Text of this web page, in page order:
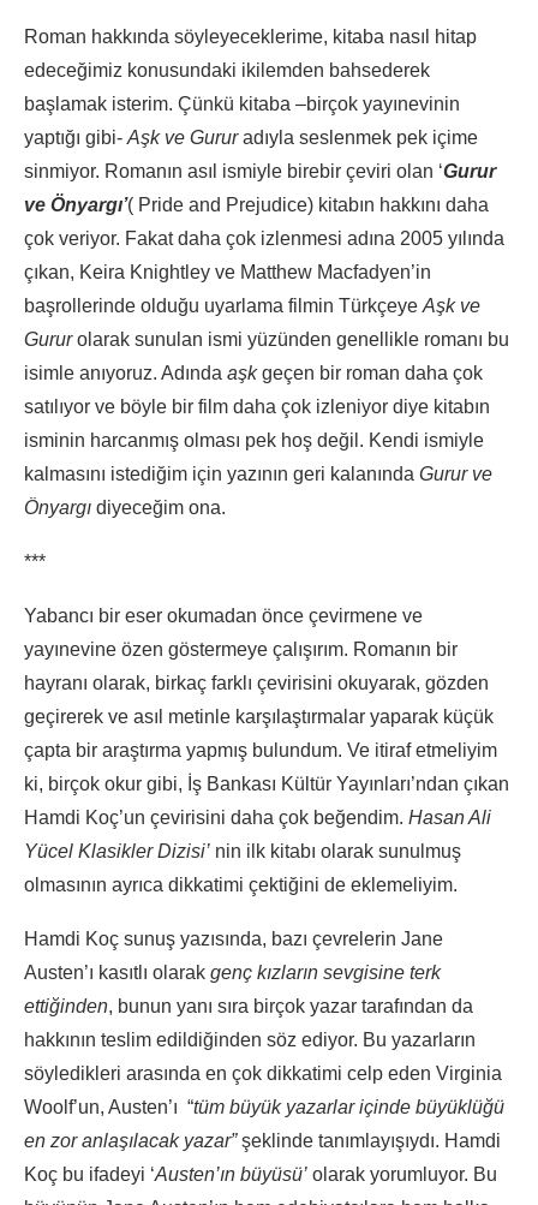
Roman hakkında söyleyeceklerime, kitaba nasıl hitap
edeceğimiz konusundaki ikilemden bahsederek
başlamak isterim. Çünkü kitaba –birçok yayınevinin
yaptığı gibi- Aşk ve Gururadıyla seslenmek pek içime
sinmiyor. Romanın asıl ismiyle birebir çeviri olan ‘Gurur
ve Önyargı’( Pride and Prejudice) kitabın hakkını daha
çok veriyor. Fakat daha çok izlenmesi adına 2005 yılında
çıkan, Keira Knightley ve Matthew Macfadyen’in
başrollerinde olduğu uyarlama filmin Türkçeye Aşk ve
Gururolarak sunulan ismi yüzünden genellikle romanı bu
isimle anıyoruz. Adında aşkgeçen bir roman daha çok
satılıyor ve böyle bir film daha çok izleniyor diye kitabın
isminin harcanmış olması pek hoş değil. Kendi ismiyle
kalmasını istediğim için yazının geri kalanında Gurur ve
Önyargı diyeceğim ona.
***
Yabancı bir eser okumadan önce çevirmene ve
yayınevine özen göstermeye çalışırım. Romanın bir
hayranı olarak, birkaç farklı çevirisini okuyarak, gözden
geçirerek ve asıl metinle karşılaştırmalar yaparak küçük
çapta bir araştırma yapmış bulundum. Ve itiraf etmeliyim
ki, birçok okur gibi, İş Bankası Kültür Yayınları’ndan çıkan
Hamdi Koç’un çevirisini daha çok beğendim. Hasan Ali
Yücel Klasikler Dizisi’ nin ilk kitabı olarak sunulmuş
olmasının ayrıca dikkatimi çektiğini de eklemeliyim.
Hamdi Koç sunuş yazısında, bazı çevrelerin Jane
Austen’ı kasıtlı olarak genç kızların sevgisine terk
ettiğinden, bunun yanı sıra birçok yazar tarafından da
hakkının teslim edildiğinden söz ediyor. Bu yazarların
söyledikleri arasında en çok dikkatimi celp eden Virginia
Woolf’un, Austen’ı “tüm büyük yazarlar içinde büyüklüğü
en zor anlaşılacak yazar”şeklinde tanımlayışıydı. Hamdi
Koç bu ifadeyi ‘Austen’ın büyüsü’ olarak yorumluyor. Bu